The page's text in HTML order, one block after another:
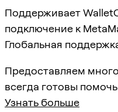
Поддерживает
подключение к
Глобальная
Предоставляем
всегда готовы
Узнать больше